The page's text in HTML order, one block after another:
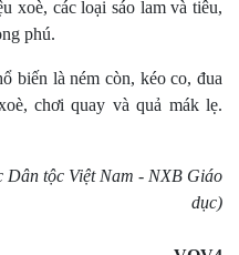
xoè, các loại sáo lam và tiêu,
phú.
biến là ném còn, kéo co, đua
chơi quay và quả mák lẹ.
Dân tộc Việt Nam - NXB Giáo
dục)